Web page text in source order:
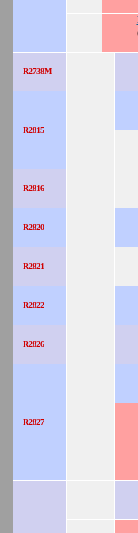
R2738M
R2815
R2816
R2820
R2821
R2822
R2826
R2827